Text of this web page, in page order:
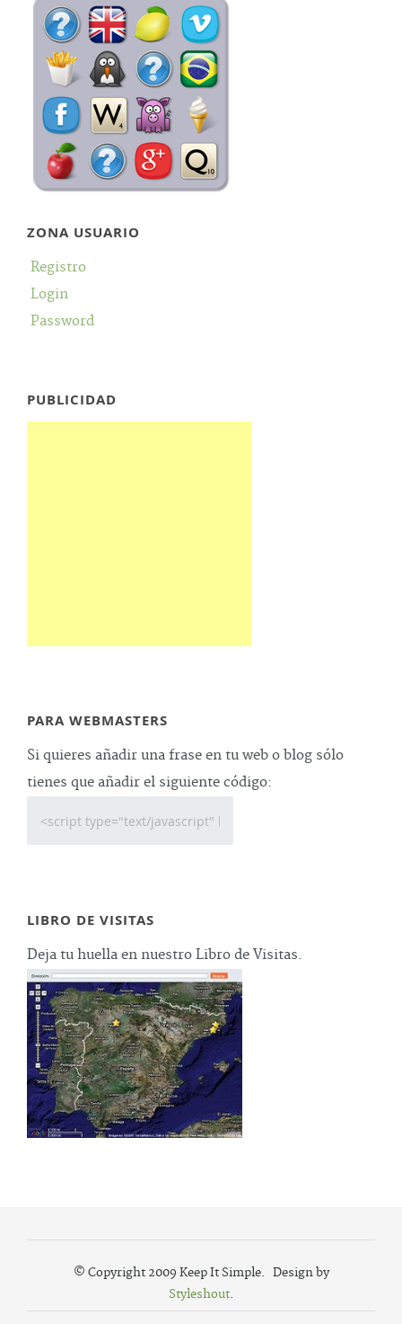
ZONA USUARIO
Registro
Login
Password
PUBLICIDAD
PARA WEBMASTERS
Si quieres añadir una frase en tu web o blog sólo
tienes que añadir el siguiente código:
LIBRO DE VISITAS
Deja tu huella en nuestro Libro de Visitas.
© Copyright 2009 Keep It Simple. Design by
Styleshout.